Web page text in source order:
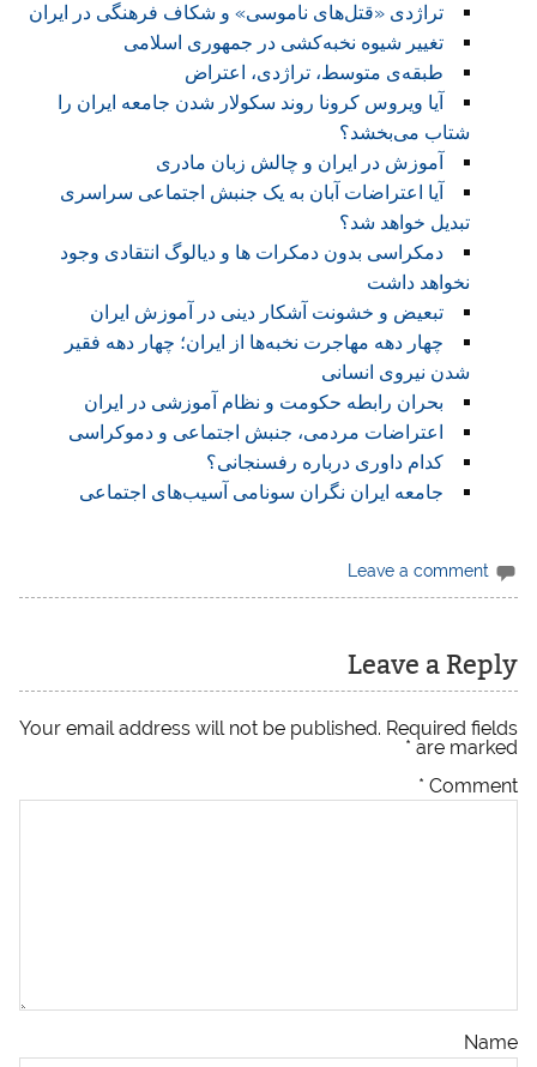
تراژدی «قتل‌های ناموسی» و شکاف فرهنگی در ایران
تغییر شیوه نخبه‌کشی در جمهوری اسلامی
طبقه‌ی متوسط، تراژدی، اعتراض
آیا ویروس کرونا روند سکولار شدن جامعه ایران را
شتاب می‌بخشد؟
آموزش در ایران و چالش زبان مادری
آیا اعتراضات آبان به یک جنبش اجتماعی سراسری
تبدیل خواهد شد؟
دمکراسی بدون دمکرات ها و دیالوگ انتقادی وجود
نخواهد داشت
تبعیض و خشونت آشکار دینی در آموزش ایران
چهار دهه مهاجرت نخبه‌ها از ایران؛ چهار دهه فقیر
شدن نیروی انسانی
بحران رابطه حکومت و نظام آموزشی در ایران
اعتراضات مردمی، جنبش اجتماعی و دموکراسی
کدام داوری درباره رفسنجانی؟
جامعه ایران نگران سونامی آسیب‌های اجتماعی
Leave a comment
Leave a Reply
Your email address will not be published. Required fields
are marked
*
Comment
*
Name